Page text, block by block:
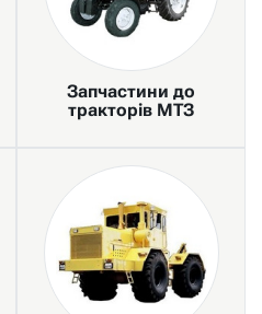
Запчастини до
тракторів МТЗ